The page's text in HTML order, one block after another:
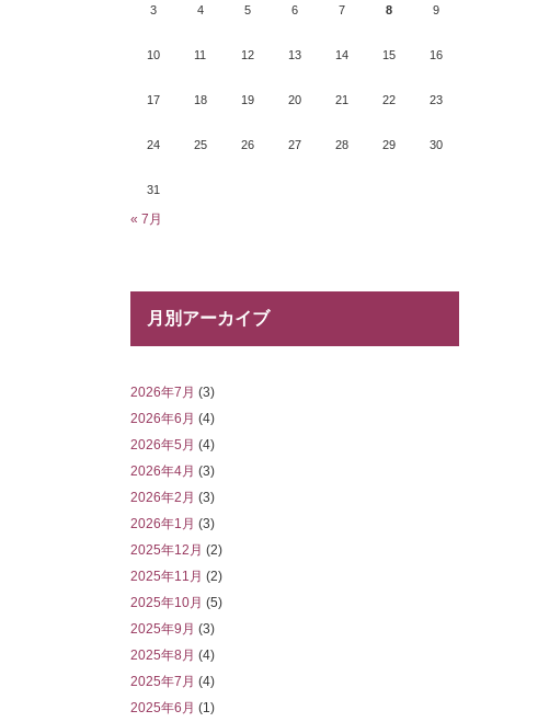
3 4 5 6 7 8 9
10 11 12 13 14 15 16
17 18 19 20 21 22 23
24 25 26 27 28 29 30
31
« 7月
月別アーカイブ
2026年7月 (3)
2026年6月 (4)
2026年5月 (4)
2026年4月 (3)
2026年2月 (3)
2026年1月 (3)
2025年12月 (2)
2025年11月 (2)
2025年10月 (5)
2025年9月 (3)
2025年8月 (4)
2025年7月 (4)
2025年6月 (1)